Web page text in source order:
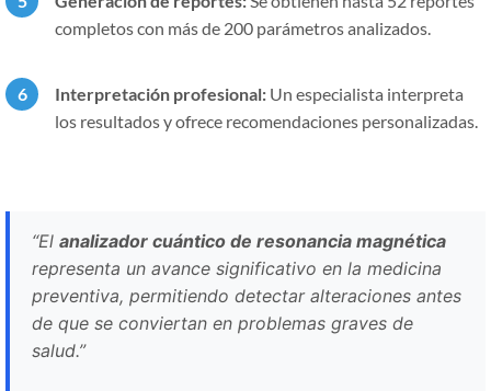
completos con más de 200 parámetros analizados.
Interpretación profesional: Un especialista interpreta
los resultados y ofrece recomendaciones personalizadas.
“El analizador cuántico de resonancia magnética
representa un avance significativo en la medicina
preventiva, permitiendo detectar alteraciones antes
de que se conviertan en problemas graves de
salud.”